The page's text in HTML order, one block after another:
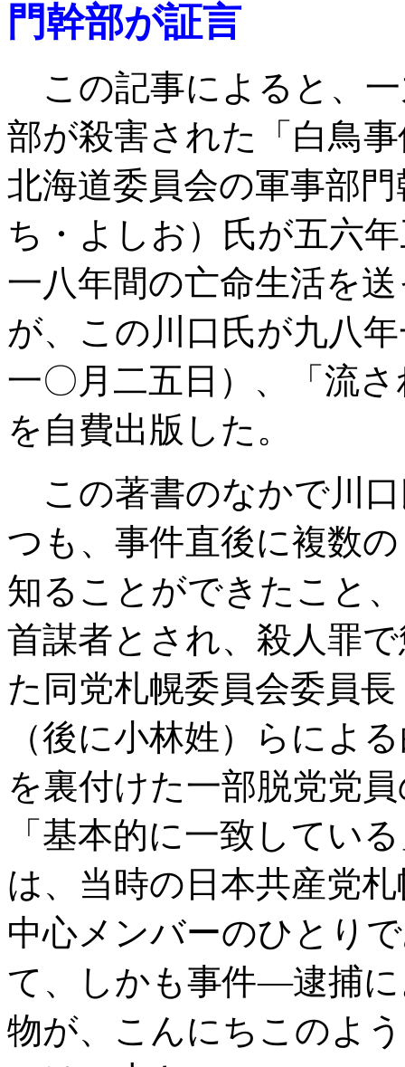
門幹部が証言
この記事によると、
部が殺害された「白鳥
北海道委員会の軍事部
ち・よしお）氏が五六
一八年間の亡命生活を
が、この川口氏が九八
一〇月二五日）、「流
を自費出版した。
この著書のなかで川
つも、事件直後に複数
知ることができたこと
首謀者とされ、殺人罪
た同党札幌委員会委員
（後に小林姓）らによ
を裏付けた一部脱党党
「基本的に一致してい
は、当時の日本共産党
中心メンバーのひとり
て、しかも事件―逮捕
物が、こんにちこのよ